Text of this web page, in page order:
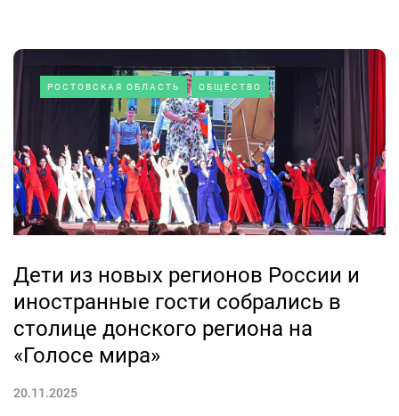
РОСТОВСКАЯ ОБЛАСТЬ ОБЩЕСТВО
Дети из новых регионов России и
иностранные гости собрались в
столице донского региона на
«Голосе мира»
20.11.2025